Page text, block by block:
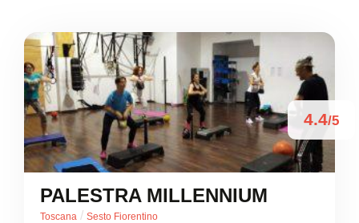
4.4/5
PALESTRA MILLENNIUM
Toscana / Sesto Fiorentino